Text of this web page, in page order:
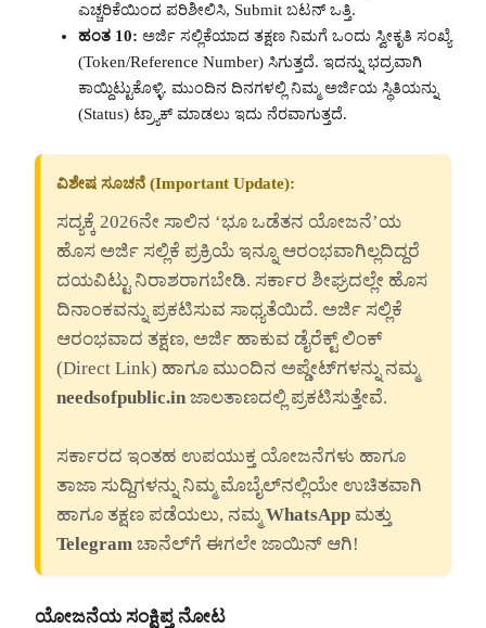
ಎಚ್ಚರಿಕೆಯಿಂದ ಪರಿಶೀಲಿಸಿ, Submit ಬಟನ್ ಒತ್ತಿ.
ಹಂತ 10: ಅರ್ಜಿ ಸಲ್ಲಿಕೆಯಾದ ತಕ್ಷಣ ನಿಮಗೆ ಒಂದು ಸ್ವೀಕೃತಿ ಸಂಖ್ಯೆ
(Token/Reference Number) ಸಿಗುತ್ತದೆ. ಇದನ್ನು ಭದ್ರವಾಗಿ
ಕಾಯ್ದಿಟ್ಟುಕೊಳ್ಳಿ. ಮುಂದಿನ ದಿನಗಳಲ್ಲಿ ನಿಮ್ಮ ಅರ್ಜಿಯ ಸ್ಥಿತಿಯನ್ನು
(Status) ಟ್ರ್ಯಾಕ್ ಮಾಡಲು ಇದು ನೆರವಾಗುತ್ತದೆ.
ವಿಶೇಷ ಸೂಚನೆ (Important Update):
ಸದ್ಯಕ್ಕೆ 2026ನೇ ಸಾಲಿನ ‘ಭೂ ಒಡೆತನ ಯೋಜನೆ’ಯ
ಹೊಸ ಅರ್ಜಿ ಸಲ್ಲಿಕೆ ಪ್ರಕ್ರಿಯೆ ಇನ್ನೂ ಆರಂಭವಾಗಿಲ್ಲದಿದ್ದರೆ
ದಯವಿಟ್ಟು ನಿರಾಶರಾಗಬೇಡಿ. ಸರ್ಕಾರ ಶೀಘ್ರದಲ್ಲೇ ಹೊಸ
ದಿನಾಂಕವನ್ನು ಪ್ರಕಟಿಸುವ ಸಾಧ್ಯತೆಯಿದೆ. ಅರ್ಜಿ ಸಲ್ಲಿಕೆ
ಆರಂಭವಾದ ತಕ್ಷಣ, ಅರ್ಜಿ ಹಾಕುವ ಡೈರೆಕ್ಟ್ ಲಿಂಕ್
(Direct Link) ಹಾಗೂ ಮುಂದಿನ ಅಪ್ಡೇಟ್‌ಗಳನ್ನು ನಮ್ಮ
needsofpublic.in ಜಾಲತಾಣದಲ್ಲಿ ಪ್ರಕಟಿಸುತ್ತೇವೆ.
ಸರ್ಕಾರದ ಇಂತಹ ಉಪಯುಕ್ತ ಯೋಜನೆಗಳು ಹಾಗೂ
ತಾಜಾ ಸುದ್ದಿಗಳನ್ನು ನಿಮ್ಮ ಮೊಬೈಲ್‌ನಲ್ಲಿಯೇ ಉಚಿತವಾಗಿ
ಹಾಗೂ ತಕ್ಷಣ ಪಡೆಯಲು, ನಮ್ಮWhatsApp ಮತ್ತು
Telegram ಚಾನೆಲ್‌ಗೆ ಈಗಲೇ ಜಾಯಿನ್ ಆಗಿ!
ಯೋಜನೆಯ ಸಂಕ್ಷಿಪ್ತ ನೋಟ